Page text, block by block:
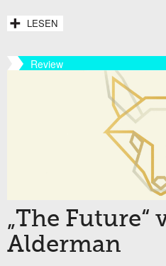
LESEN
Review
„The Future“
Alderman